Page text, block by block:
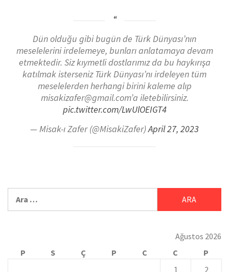
Dün olduğu gibi bugün de Türk Dünyası’nın
meselelerini irdelemeye, bunları anlatamaya devam
etmektedir. Siz kıymetli dostlarımız da bu haykırışa
katılmak isterseniz Türk Dünyası’nı irdeleyen tüm
meselelerden herhangi birini kaleme alıp
misakizafer@gmail.com’a iletebilirsiniz.
pic.twitter.com/LwUlOEIGT4
— Misak-ı Zafer (@MisakiZafer)April 27, 2023
Ağustos 2026
P
S Ç P C C
P
1
2